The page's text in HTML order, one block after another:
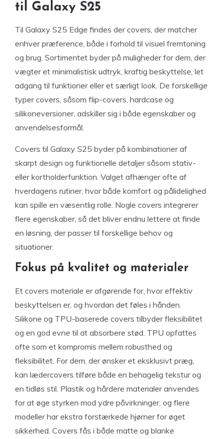
til Galaxy S25
Til Galaxy S25 Edge findes der covers, der matcher
enhver præference, både i forhold til visuel fremtoning
og brug. Sortimentet byder på muligheder for dem, der
vægter et minimalistisk udtryk, kraftig beskyttelse, let
adgang til funktioner eller et særligt look. De forskellige
typer covers, såsom flip-covers, hardcase og
silikoneversioner, adskiller sig i både egenskaber og
anvendelsesformål.
Covers til Galaxy S25 byder på kombinationer af
skarpt design og funktionelle detaljer såsom stativ-
eller kortholderfunktion. Valget afhænger ofte af
hverdagens rutiner, hvor både komfort og pålidelighed
kan spille en væsentlig rolle. Nogle covers integrerer
flere egenskaber, så det bliver endnu lettere at finde
en løsning, der passer til forskellige behov og
situationer.
Fokus på kvalitet og materialer
Et covers materiale er afgørende for, hvor effektiv
beskyttelsen er, og hvordan det føles i hånden.
Silikone og TPU-baserede covers tilbyder fleksibilitet
og en god evne til at absorbere stød. TPU opfattes
ofte som et kompromis mellem robusthed og
fleksibilitet. For dem, der ønsker et eksklusivt præg,
kan lædercovers tilføre både en behagelig tekstur og
en tidløs stil. Plastik og hårdere materialer anvendes
for at øge styrken mod ydre påvirkninger, og flere
modeller har ekstra forstærkede hjørner for øget
sikkerhed. Covers fås i både matte og blanke